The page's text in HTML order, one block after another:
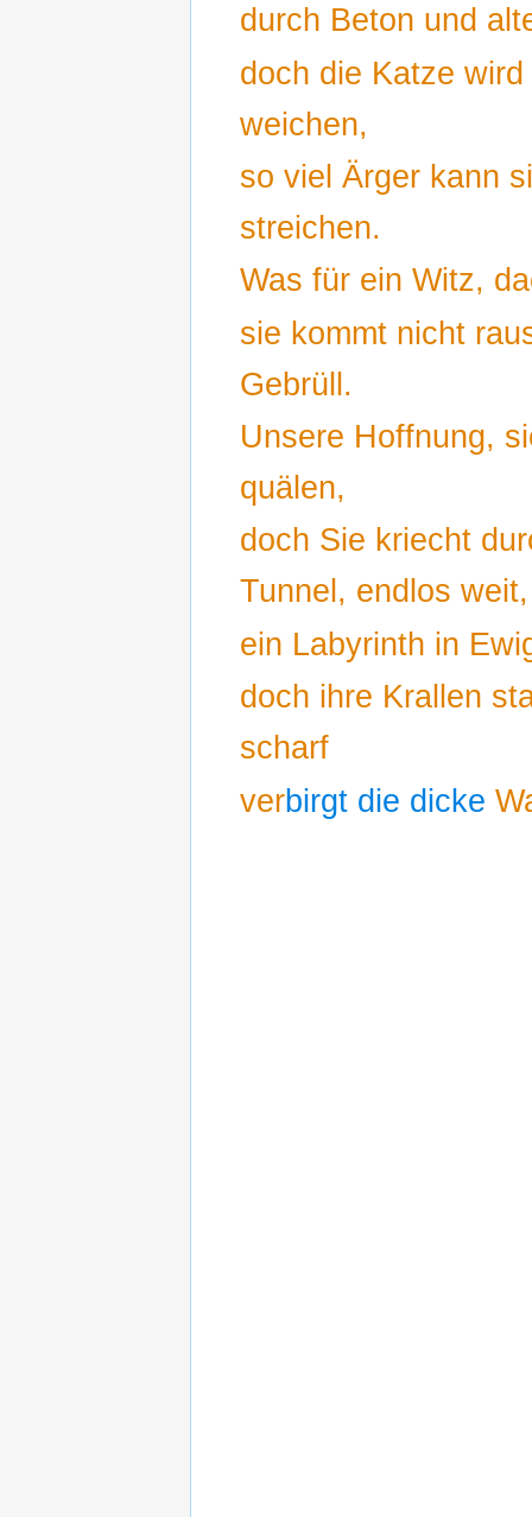
durch Beton und
doch die Katze
weichen,
so viel Ärger kann
streichen.
Was für ein Witz,
sie kommt nicht
Gebrüll.
Unsere Hoffnung,
quälen,
doch Sie kriecht
Tunnel, endlos weit,
ein Labyrinth in
doch ihre Krallen
scharf
verbirgt die dicke